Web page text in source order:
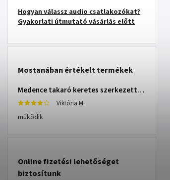
Hogyan válassz audio csatlakozókat?
Gyakorlati útmutató vásárlás előtt
Mostanában értékelt termékek
Medence takaró keretes szerkezettel 305 cm INTEX 28030
Viktória M.
működik
Online fizetési lehetőséget
biztosítunk